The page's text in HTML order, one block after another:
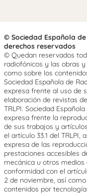
© Sociedad Española
derechos reservados
© Quedan reservados
radiofónicos y las obras
como sobre los
Sociedad Española de
expresa frente al uso de
elaboración de revistas
TRLPI. Sociedad
expresa frente la
de sus trabajos y
el artículo 33.1 del
expresa de las
prestaciones accesibles
mecánica u otros
conformidad con el
2 de noviembre, así
contenidos por